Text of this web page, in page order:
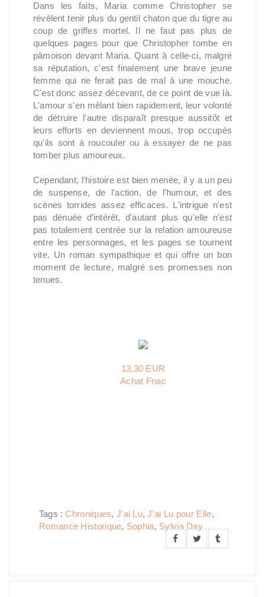
Dans les faits, Maria comme Christopher se
révèlent tenir plus du gentil chaton que du tigre au
coup de griffes mortel. Il ne faut pas plus de
quelques pages pour que Christopher tombe en
pâmoison devant Maria. Quant à celle-ci, malgré
sa réputation, c'est finalement une brave jeune
femme qui ne ferait pas de mal à une mouche.
C'est donc assez décevant, de ce point de vue là.
L'amour s'en mêlant bien rapidement, leur volonté
de détruire l'autre disparaît presque aussitôt et
leurs efforts en deviennent mous, trop occupés
qu'ils sont à roucouler ou à essayer de ne pas
tomber plus amoureux.
Cependant, l'histoire est bien menée, il y a un peu
de suspense, de l'action, de l'humour, et des
scènes torrides assez efficaces. L'intrigue n'est
pas dénuée d'intérêt, d'autant plus qu'elle n'est
pas totalement centrée sur la relation amoureuse
entre les personnages, et les pages se tournent
vite. Un roman sympathique et qui offre un bon
moment de lecture, malgré ses promesses non
tenues.
13,30 EUR
Achat Fnac
Tags :Chroniques, J'ai Lu,J'ai Lu pour Elle,
Romance Historique, Sophia, Sylvia Day